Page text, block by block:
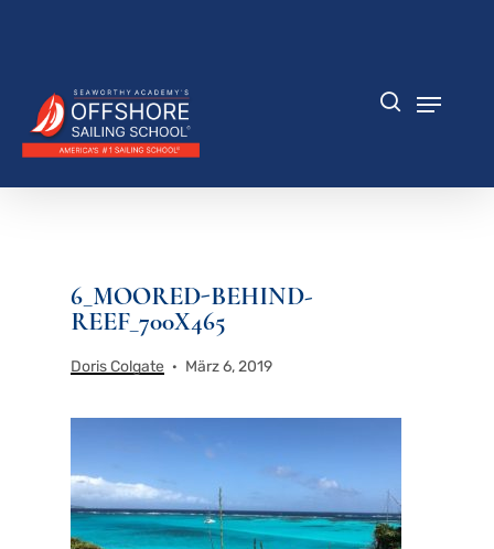
6_MOORED-BEHIND-
REEF_700X465
Doris Colgate März 6, 2019